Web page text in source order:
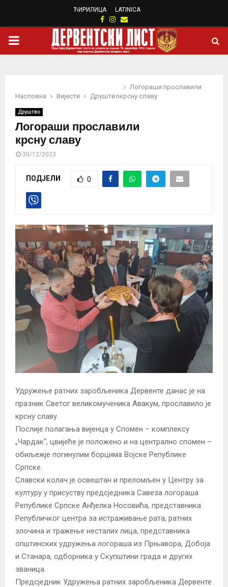
ЋИРИЛИЦА LATINICA
Facebook
Instagram
Email
PRIMARY
Насловна Вијести Друштво
Логораши прославили
крсну славу
Друштво
Логораши прославили
крсну славу
30/12/2023
ПОДЈЕЛИ 0
Удружење ратних заробљеника Дервенте данас је на
празник Светог великомученика Авакум, прославило је
крсну славу.
Послије полагања вијенца у Спомен – комплексу
„Чардак“, цвијеће је положено и на централно спомен –
обиљежје погинулим борцима Војске Републике
Српске.
Славски колач је освештан и преломљен у Центру за
културу у присуству предсједника Савеза логораша
Републике Српске Анђелка Носовића, представника
Републичког центра за истраживање рата, ратних
злочина и тражење несталих лица, представника
општинских удружења логораша из Прњавора, Добоја
и Станара, одборника у Скупштини града и других
званица.
Предсједник Удружења ратних заробљеника Дервенте